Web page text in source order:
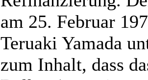
am 25. Februar
Teruaki Yamada
zum Inhalt, dass